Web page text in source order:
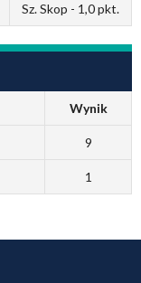
Sz. Skop - 1,0 pkt.
Wynik
9
1